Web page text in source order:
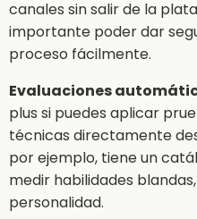
canales sin salir de la
importante poder dar
proceso fácilmente.
Evaluaciones
plus si puedes aplicar
técnicas directamente
por ejemplo, tiene un
medir habilidades
personalidad.